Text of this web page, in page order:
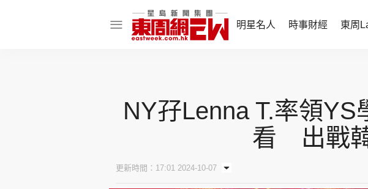
明星名人 時事財經 東周
話題人物 財經智庫
焦點人物
NY孖Lenna T.率領
看 出戰
更新時間：17:01 2024-10-07